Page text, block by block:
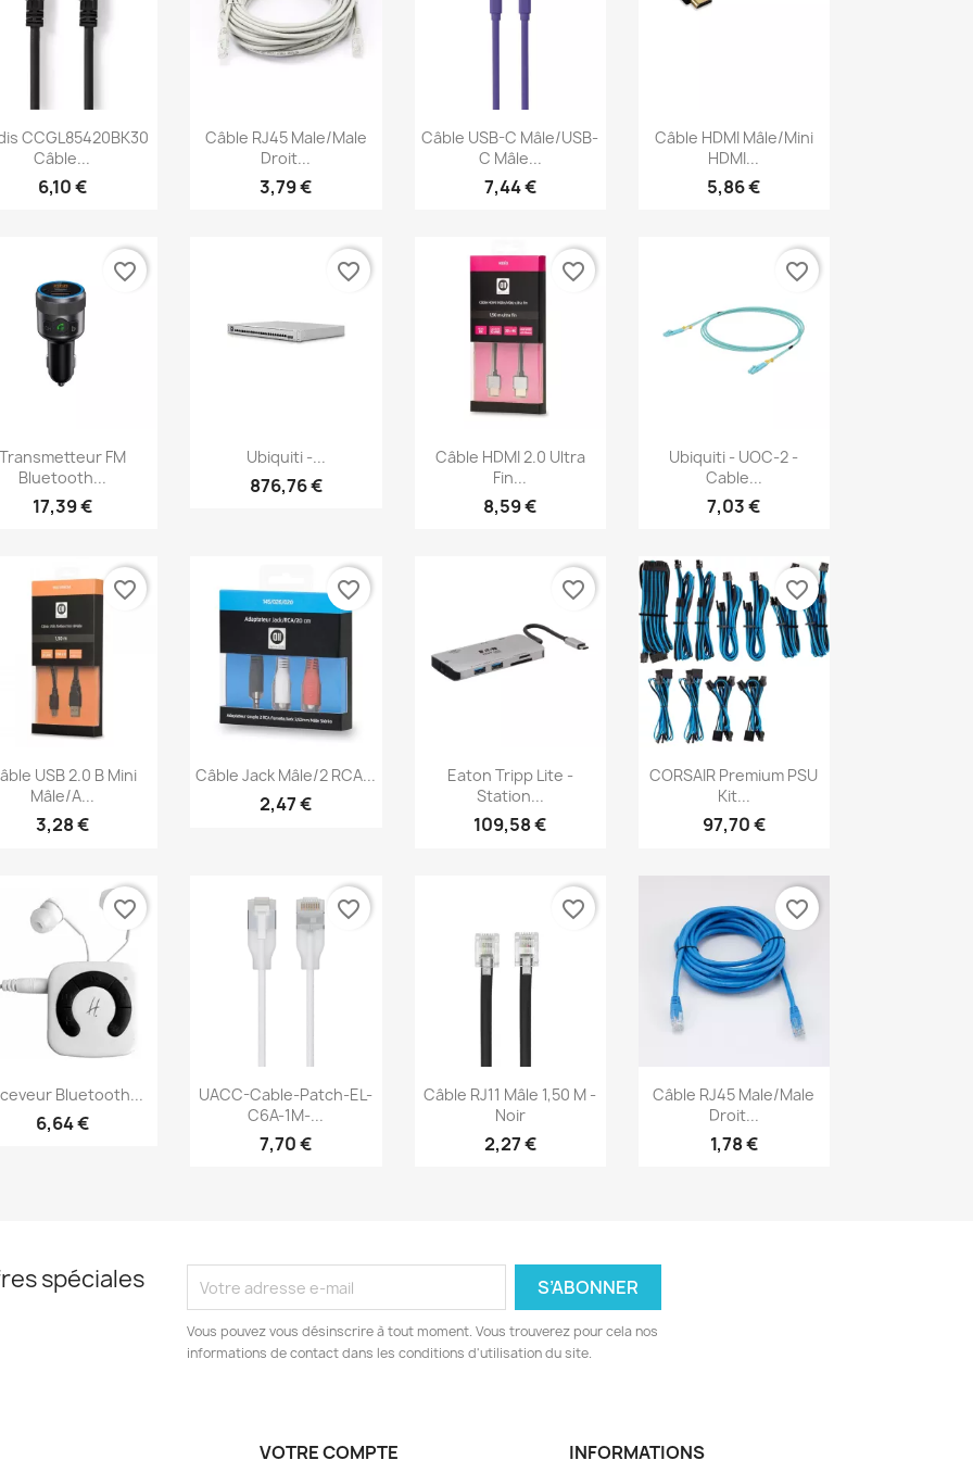
Aperçu rapide
CCGL85420BK30
Câble...
6,10 €
Aperçu rapide
Câble RJ45 Male/Male
Droit...
3,79 €
Aperçu rapide
Câble USB-C Mâle/USB-
C Mâle...
7,44 €
Aperçu rapide
Câble HDMI Mâle/mini
HDMI...
5,86 €
Aperçu rapide
FM
Bluetooth...
17,39 €
favorite_border
Aperçu rapide
Ubiquiti -...
876,76 €
favorite_border
Aperçu rapide
Câble HDMI 2.0 Ultra
Fin...
8,59 €
favorite_border
Aperçu rapide
Ubiquiti - UOC-2 -
Cable...
7,03 €
favorite_border
Aperçu rapide
USB 2.0 B Mini
Mâle/A...
3,28 €
favorite_border
Aperçu rapide
Câble Jack Mâle/2 RCA...
2,47 €
favorite_border
Aperçu rapide
Eaton Tripp Lite -
Station...
109,58 €
favorite_border
Aperçu rapide
CORSAIR Premium PSU
Kit...
97,70 €
favorite_border
Aperçu rapide
Bluetooth...
6,64 €
favorite_border
Aperçu rapide
UACC-Cable-Patch-EL-
C6A-1M-...
7,70 €
favorite_border
Aperçu rapide
Câble RJ11 Mâle 1,50 M -
Noir
2,27 €
favorite_border
Aperçu rapide
Câble RJ45 Male/Male
Droit...
1,78 €
favorite_border
spéciales
Vous pouvez vous désinscrire à tout moment. Vous trouverez pour cela nos
informations de contact dans les conditions d'utilisation du site.
VOTRE COMPTE INFORMATIONS